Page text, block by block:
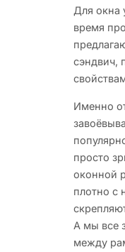
Для окна
время
сэндвич,
Именно
просто
оконной
плотно с
А мы все
между